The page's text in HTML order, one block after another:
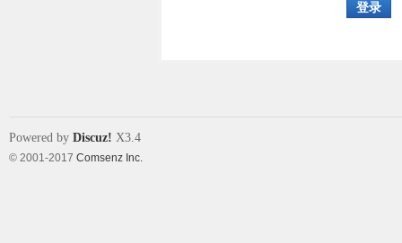
登录
Powered by Discuz! X3.4
© 2001-2017 Comsenz Inc.